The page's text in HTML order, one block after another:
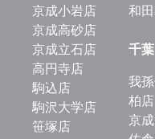
京成小岩店
京成高砂店
京成立石店
高円寺店
駒込店
駒沢大学店
笹塚店
和
千葉
我
柏店
京